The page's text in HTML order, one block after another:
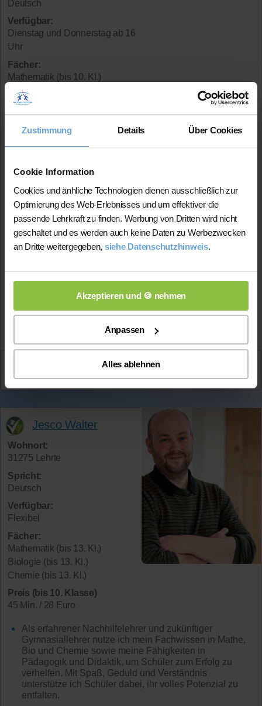
Zustimmung Details Über Cookies
Cookie Information
Cookies und änhliche Technologien dienen ausschließlich zur
Optimierung des Web-Erlebnisses und um effektiver die
passende Lehrkraft zu finden. Werbung von Dritten wird nicht
geschaltet und es werden auch keine Daten zu Werbezwecken
an Dritte weitergegeben, siehe Datenschutzhinweis.
Akzeptieren und 🍪 nehmen
Anpassen
Alles ablehnen
Deutsch
Verfügbar:
Dienstag und Donnerstag ab 16
Uhr
Fächer:
Mathematik (bis 10. Kl.)
Deutsch (bis 10. Kl.)
Geschichte (bis 10. Kl.)
45 Min. / 23 Euro
Mathematik/Deutsch bis Klasse 10. Ich habe ein gutes
gut erklären.
Studium:Dipl. Ing. (FH)Druck-/Medientechnik
Lehrerfahrung:8+ Jahre Unterrichtserfahrung
Team.net unterrichtet
Mehr Infos
(5.0 / 5)
Aktiv
Henning kontaktieren
Jesco Walter
Wohnort:
31275 Lehrte
Spricht:
Deutsch
Verfügbar:
Flexibel
Fächer:
Mathematik (bis 13. Kl.)
Biologie (bis 13. Kl.)
Chemie (bis 13. Kl.)
Preis (bis 10. Klasse)
45 Min. / 28 Euro
Als erfahrener Nachhilfelehrer und zukünftiger
Gymnasiallehrer nutze ich mein Fachwissen in Mathe,
Bio und Chemie sowie meine Fähigkeiten in
Pädagogik und Didaktik, um Schüler zum Erfolg zu
verhelfen. Mit Spaß, Geduld und Verständnis
unterstütze ich Schüler dabei, ihr volles Potenzial zu
entfalten.